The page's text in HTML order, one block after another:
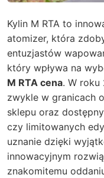
Kylin M RTA to
atomizer, która
entuzjastów
który wpływa na
M RTA cena. W roku
zwykle w granicach
sklepu oraz
czy limitowanych
uznanie dzięki
innowacyjnym
znakomitemu